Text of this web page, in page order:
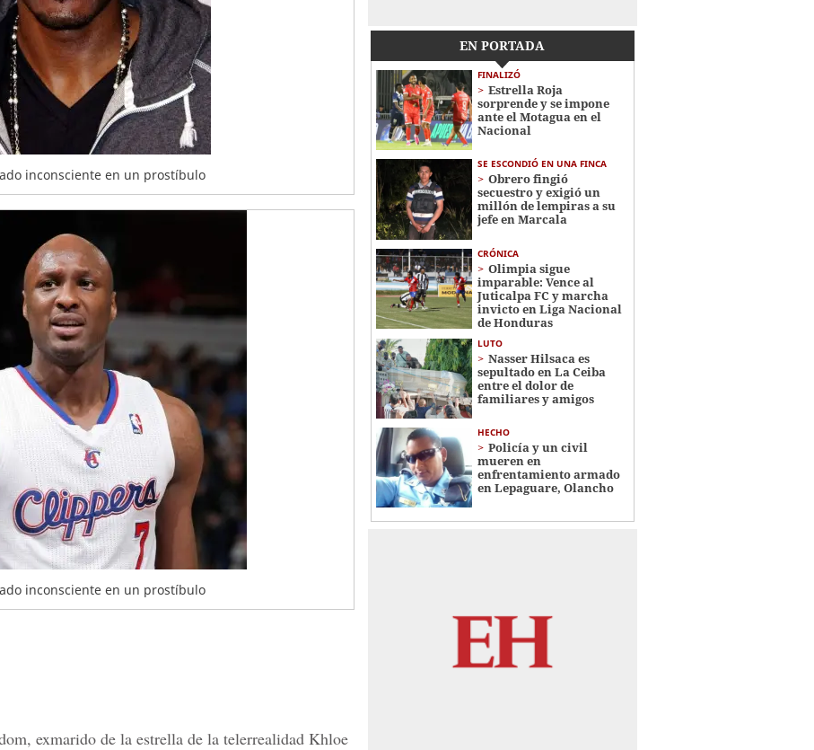
inconsciente en un prostíbulo
inconsciente en un prostíbulo
exmarido de la estrella de la telerrealidad Khloe
EN PORTADA
FINALIZÓ
Estrella Roja
sorprende y se impone
ante el Motagua en el
Nacional
SE ESCONDIÓ EN UNA FINCA
Obrero fingió
secuestro y exigió un
millón de lempiras a su
jefe en Marcala
CRÓNICA
Olimpia sigue
imparable: Vence al
Juticalpa FC y marcha
invicto en Liga Nacional
de Honduras
LUTO
Nasser Hilsaca es
sepultado en La Ceiba
entre el dolor de
familiares y amigos
HECHO
Policía y un civil
mueren en
enfrentamiento armado
en Lepaguare, Olancho